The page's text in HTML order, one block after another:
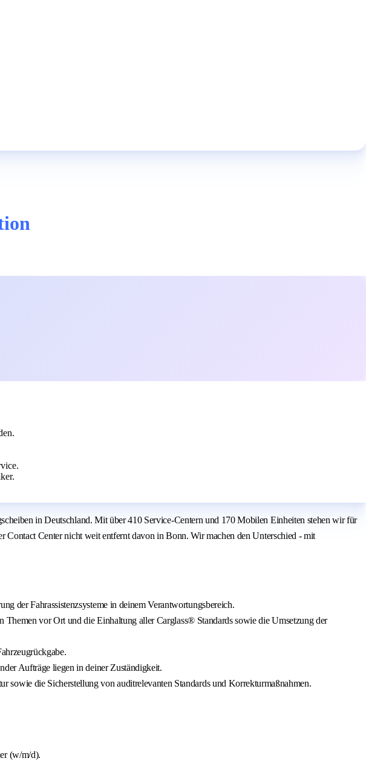
in Deutschland. Mit über 410 Service-Centern und 170 Mobilen Einheiten stehen wir für
Contact Center nicht weit entfernt davon in Bonn. Wir machen den Unterschied - mit
der Fahrassistenzsysteme in deinem Verantwortungsbereich.
vor Ort und die Einhaltung aller Carglass® Standards sowie die Umsetzung der
Aufträge liegen in deiner Zuständigkeit.
die Sicherstellung von auditrelevanten Standards und Korrekturmaßnahmen.
(w/m/d).